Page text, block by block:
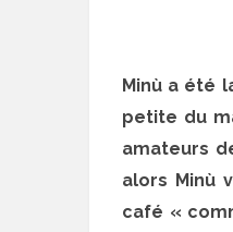
Minù a été
petite du
amateurs
alors Minù
café «